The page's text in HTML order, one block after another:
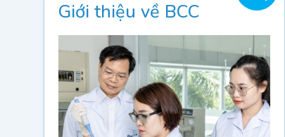
Giới thiệu về BCC